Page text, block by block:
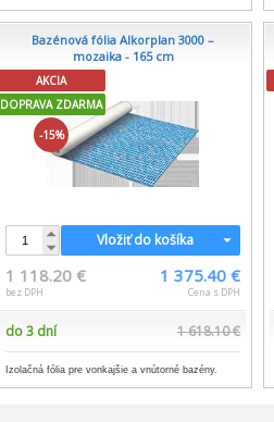
Bazénová fólia Alkorplan 3000 –
mozaika - 165 cm
AKCIA
DOPRAVA ZDARMA
-15%
Vložiť do košíka
1 118.20 €
bez DPH
1 375.40 €
Cena s DPH
do 3 dní 1 618.10 €
Izolačná fólia pre vonkajšie a vnútorné bazény.